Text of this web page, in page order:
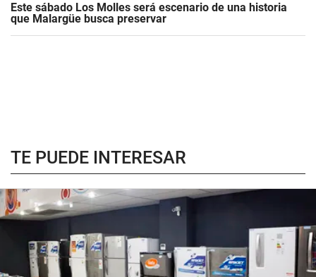
Este sábado Los Molles será escenario de una historia
que Malargüe busca preservar
TE PUEDE INTERESAR